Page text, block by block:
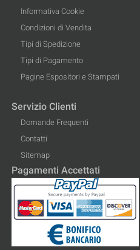
Informativa Cookie
Condizioni di Vendita
Tipi di Spedizione
Tipi di Pagamento
Pagine Espositori e Stampati
Servizio Clienti
Domande Frequenti
Contatti
Sitemap
Pagamenti Accettati